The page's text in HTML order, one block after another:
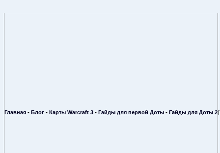
Главная • Блог • Карты Warcraft 3 • Гайды для первой Доты • Гайды для Доты 2